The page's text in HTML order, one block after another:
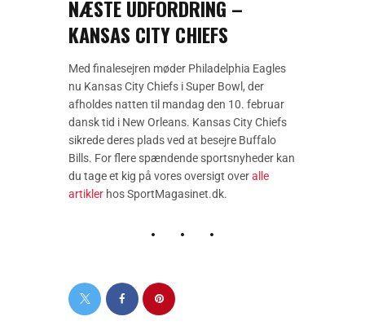
NÆSTE UDFORDRING –
KANSAS CITY CHIEFS
Med finalesejren møder Philadelphia Eagles
nu Kansas City Chiefs i Super Bowl, der
afholdes natten til mandag den 10. februar
dansk tid i New Orleans. Kansas City Chiefs
sikrede deres plads ved at besejre Buffalo
Bills. For flere spændende sportsnyheder kan
du tage et kig på vores oversigt overalle
artikler hos SportMagasinet.dk.